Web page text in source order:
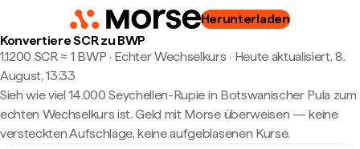
Herunterladen
Konvertiere SCR zu BWP
1,1200 SCR ≈ 1 BWP · Echter Wechselkurs · Heute aktualisiert, 8.
August, 13:33
Sieh wie viel 14.000 Seychellen-Rupie in Botswanischer Pula zum
echten Wechselkurs ist. Geld mit Morse überweisen — keine
versteckten Aufschläge, keine aufgeblasenen Kurse.